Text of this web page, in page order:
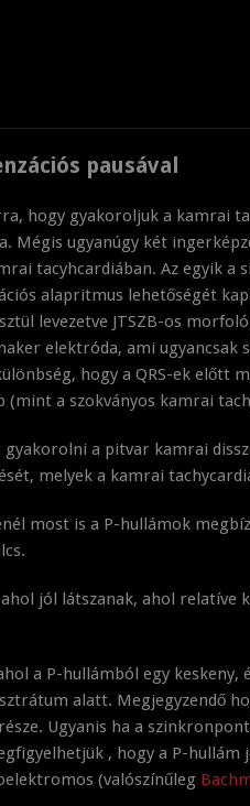
pausával
hogy gyakoroljuk a kamrai
Mégis ugyanúgy két
tacyhcardiában. Az egyik a
alapritmus lehetőségét
levezetve JTSZB-os
elektróda, ami ugyancsak
hogy a QRS-ek előtt
(mint a szokványos kamrai
a pitvar kamrai
melyek a kamrai
most is a P-hullámok
jól látszanak, ahol relatíve
a P-hullámból egy keskeny,
alatt. Megjegyzendő
Ugyanis ha a
, hogy a P-hullám
(valószínűleg